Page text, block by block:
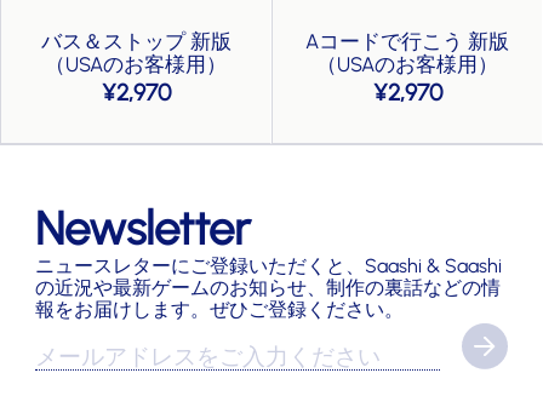
バス＆ストップ 新版
（USAのお客様用）
2,970
Aコードで行こう 新版
（USAのお客様用）
2,970
Newsletter
ニュースレターにご登録いただくと、Saashi & Saashi
の近況や最新ゲームのお知らせ、制作の裏話などの情
報をお届けします。ぜひご登録ください。